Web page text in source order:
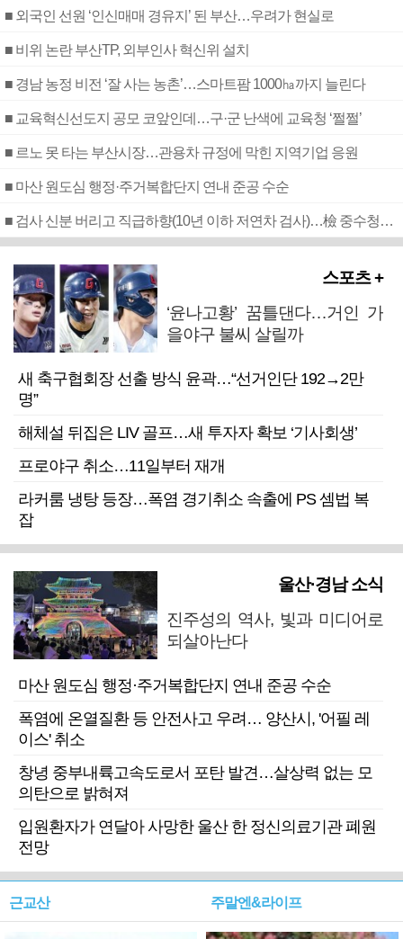
■ 외국인 선원 ‘인신매매 경유지’ 된 부산…우려가 현실로
■ 비위 논란 부산TP, 외부인사 혁신위 설치
■ 경남 농정 비전 ‘잘 사는 농촌’…스마트팜 1000㏊까지 늘린다
■ 교육혁신선도지 공모 코앞인데…구·군 난색에 교육청 ‘쩔쩔’
■ 르노 못 타는 부산시장…관용차 규정에 막힌 지역기업 응원
■ 마산 원도심 행정·주거복합단지 연내 준공 수순
■ 검사 신분 버리고 직급하향(10년 이하 저연차 검사)…檢 중수청행 기피
스포츠 +
‘윤나고황’ 꿈틀댄다…거인 가
을야구 불씨 살릴까
새 축구협회장 선출 방식 윤곽…“선거인단 192→2만
명”
해체설 뒤집은 LIV 골프…새 투자자 확보 ‘기사회생’
프로야구 취소…11일부터 재개
라커룸 냉탕 등장…폭염 경기취소 속출에 PS 셈법 복
잡
울산·경남 소식
진주성의 역사, 빛과 미디어로
되살아난다
마산 원도심 행정·주거복합단지 연내 준공 수순
폭염에 온열질환 등 안전사고 우려… 양산시, '어필 레
이스' 취소
창녕 중부내륙고속도로서 포탄 발견…살상력 없는 모
의탄으로 밝혀져
입원환자가 연달아 사망한 울산 한 정신의료기관 폐원
전망
근교산 주말엔&라이프